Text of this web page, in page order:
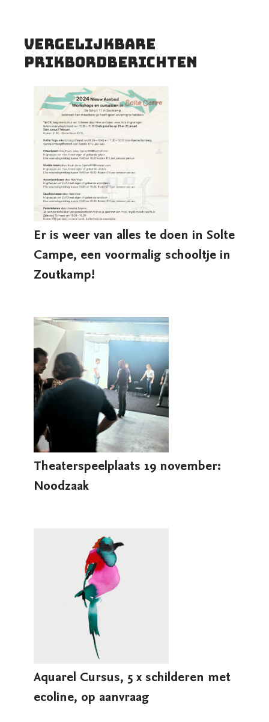
Vergelijkbare
prikbordberichten
Er is weer van alles te doen in Solte
Campe, een voormalig schooltje in
Zoutkamp!
Theaterspeelplaats 19 november:
Noodzaak
Aquarel Cursus, 5 x schilderen met
ecoline, op aanvraag